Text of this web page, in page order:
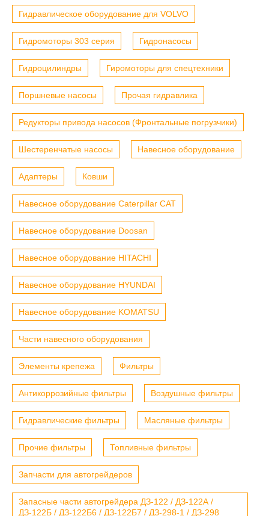
Гидравлическое оборудование для VOLVO
Гидромоторы 303 серия Гидронасосы
Гидроцилиндры Гиромоторы для спецтехники
Поршневые насосы Прочая гидравлика
Редукторы привода насосов (Фронтальные погрузчики)
Шестеренчатые насосы Навесное оборудование
Адаптеры Ковши
Навесное оборудование Caterpillar CAT
Навесное оборудование Doosan
Навесное оборудование HITACHI
Навесное оборудование HYUNDAI
Навесное оборудование KOMATSU
Части навесного оборудования
Элементы крепежа Фильтры
Антикоррозийные фильтры Воздушные фильтры
Гидравлические фильтры Масляные фильтры
Прочие фильтры Топливные фильтры
Запчасти для автогрейдеров
Запасные части автогрейдера ДЗ-122 / ДЗ-122А /
ДЗ-122Б / ДЗ-122Б6 / ДЗ-122Б7 / ДЗ-298-1 / ДЗ-298